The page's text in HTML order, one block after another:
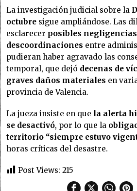
La investigación judicial sobre la
octubre sigue ampliándose. Las
esclarecer posibles
descoordinaciones entre
pudieran haber agravado las
temporal, que dejó decenas de
graves daños materiales en
provincia de Valencia.
La jueza insiste en que la alerta
se desactivó, por lo que la
territorio “siempre estuvo
horas críticas del desastre.
Post Views: 215